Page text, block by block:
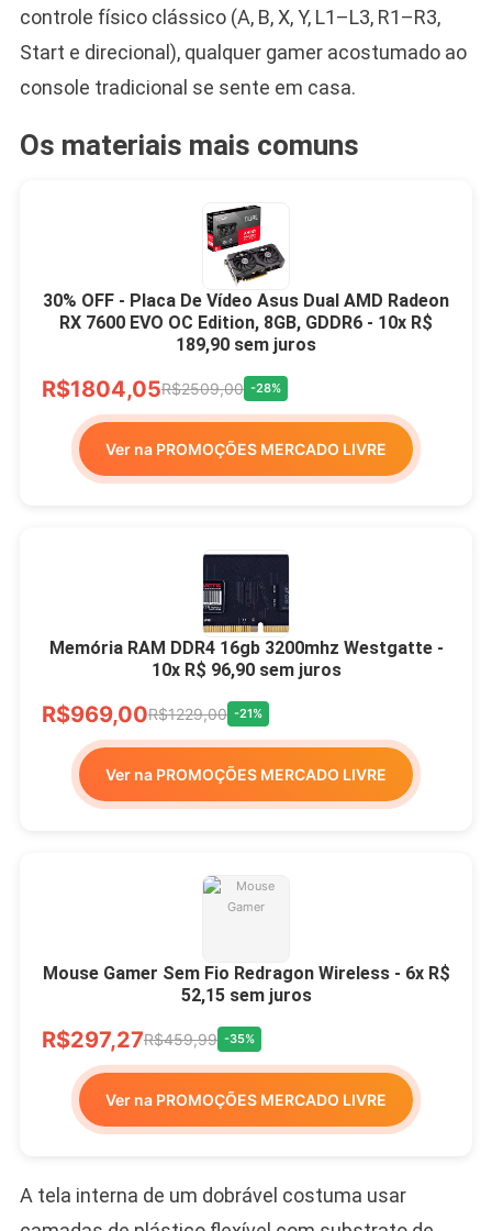
controle físico clássico (A, B, X, Y, L1–L3, R1–R3,
Start e direcional), qualquer gamer acostumado ao
console tradicional se sente em casa.
Os materiais mais comuns
30% OFF - Placa De Vídeo Asus Dual AMD Radeon
RX 7600 EVO OC Edition, 8GB, GDDR6 - 10x R$
189,90 sem juros
R$1804,05R$2509,00 -28%
Ver na PROMOÇÕES MERCADO LIVRE
Memória RAM DDR4 16gb 3200mhz Westgatte -
10x R$ 96,90 sem juros
R$969,00R$1229,00 -21%
Ver na PROMOÇÕES MERCADO LIVRE
Mouse Gamer Sem Fio Redragon Wireless - 6x R$
52,15 sem juros
R$297,27R$459,99 -35%
Ver na PROMOÇÕES MERCADO LIVRE
A tela interna de um dobrável costuma usar